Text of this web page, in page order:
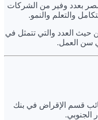
بعدد وفير من الشركات
حيث العدد والتي تتمثل في
سن العمل.
قسم الإقراض في بنك
الجنوبي.